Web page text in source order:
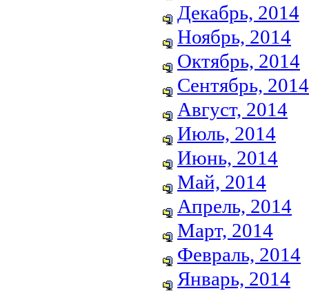
Декабрь, 2014
Ноябрь, 2014
Октябрь, 2014
Сентябрь, 2014
Август, 2014
Июль, 2014
Июнь, 2014
Май, 2014
Апрель, 2014
Март, 2014
Февраль, 2014
Январь, 2014